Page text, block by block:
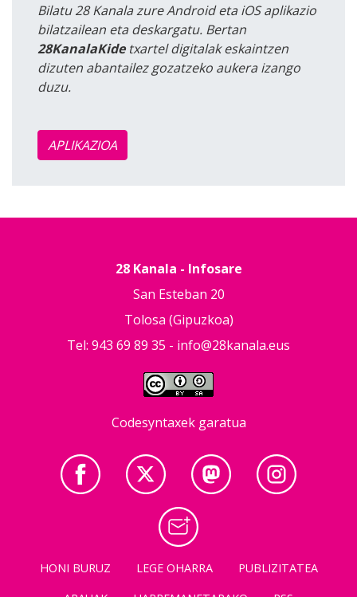
Bilatu 28 Kanala zure Android eta iOS aplikazio
bilatzailean eta deskargatu. Bertan
28KanalaKidetxartel digitalak eskaintzen
dizuten abantailez gozatzeko aukera izango
duzu.
APLIKAZIOA
28 Kanala - Infosare
San Esteban 20
Tolosa (Gipuzkoa)
Tel: 943 69 89 35 - info@28kanala.eus
Codesyntaxek garatua
HONI BURUZ LEGE OHARRA
PUBLIZITATEA